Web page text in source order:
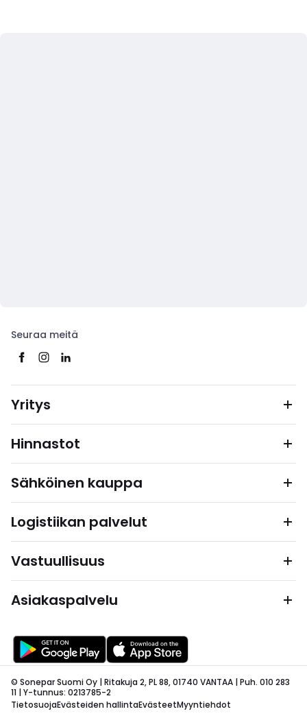
Seuraa meitä
Yritys
Hinnastot
Sähköinen kauppa
Logistiikan palvelut
Vastuullisuus
Asiakaspalvelu
© Sonepar Suomi Oy | Ritakuja 2, PL 88, 01740 VANTAA | Puh. 010 283
11 | Y-tunnus: 0213785-2
TietosuojaEvästeiden hallintaEvästeetMyyntiehdot